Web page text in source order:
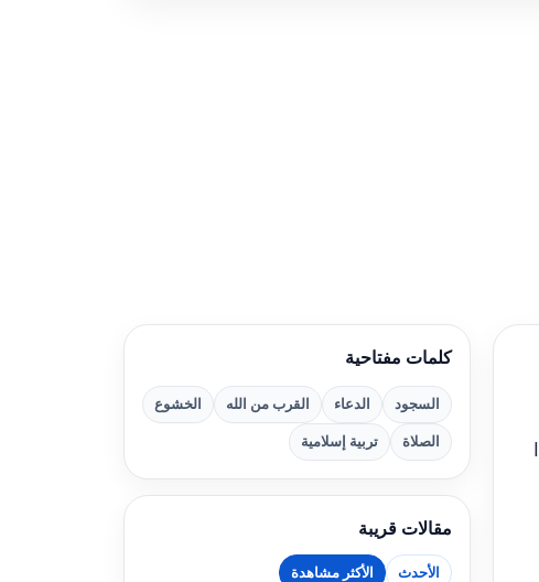
كلمات مفتاحية
السجود الدعاء القرب من الله الخشوع
الصلاة تربية إسلامية
مقالات قريبة
الأحدث الأكثر مشاهدة